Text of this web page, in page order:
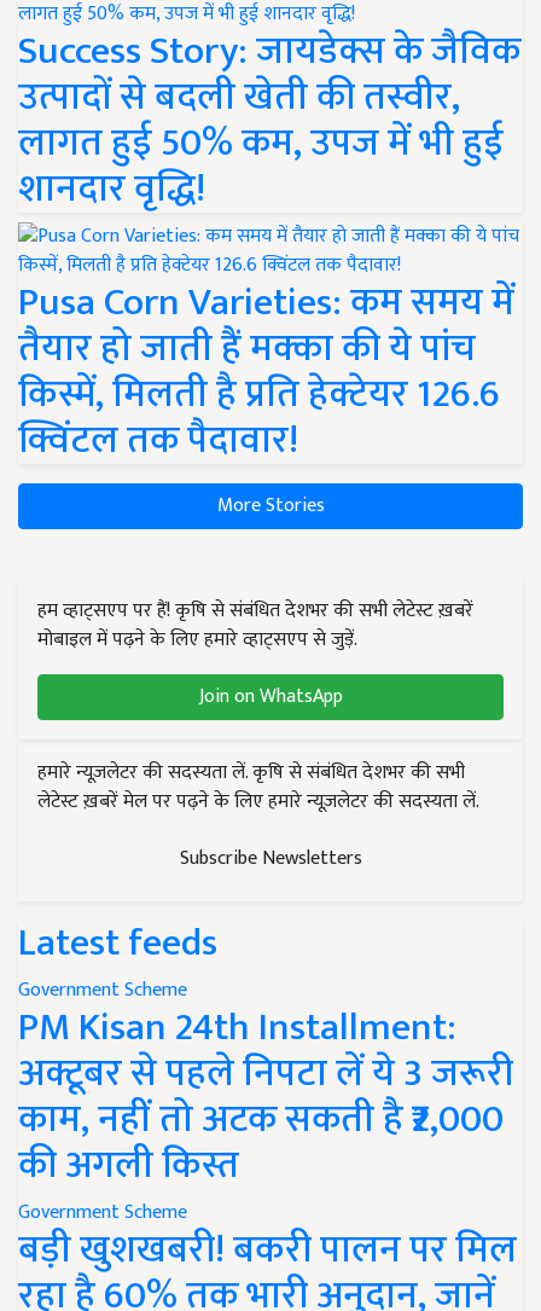
Success Story: जायडेक्स के जैविक
उत्पादों से बदली खेती की तस्वीर,
लागत हुई 50% कम, उपज में भी हुई
शानदार वृद्धि!
Pusa Corn Varieties: कम समय में
तैयार हो जाती हैं मक्का की ये पांच
किस्में, मिलती है प्रति हेक्टेयर 126.6
क्विंटल तक पैदावार!
More Stories
हम व्हाट्सएप पर हैं! कृषि से संबंधित देशभर की सभी लेटेस्ट ख़बरें
मोबाइल में पढ़ने के लिए हमारे व्हाट्सएप से जुड़ें.
Join on WhatsApp
हमारे न्यूज़लेटर की सदस्यता लें. कृषि से संबंधित देशभर की सभी
लेटेस्ट ख़बरें मेल पर पढ़ने के लिए हमारे न्यूज़लेटर की सदस्यता लें.
Subscribe Newsletters
Latest feeds
Government Scheme
PM Kisan 24th Installment:
अक्टूबर से पहले निपटा लें ये 3 जरूरी
काम, नहीं तो अटक सकती है ₹2,000
की अगली किस्त
Government Scheme
बड़ी खुशखबरी! बकरी पालन पर मिल
रहा है 60% तक भारी अनुदान, जानें